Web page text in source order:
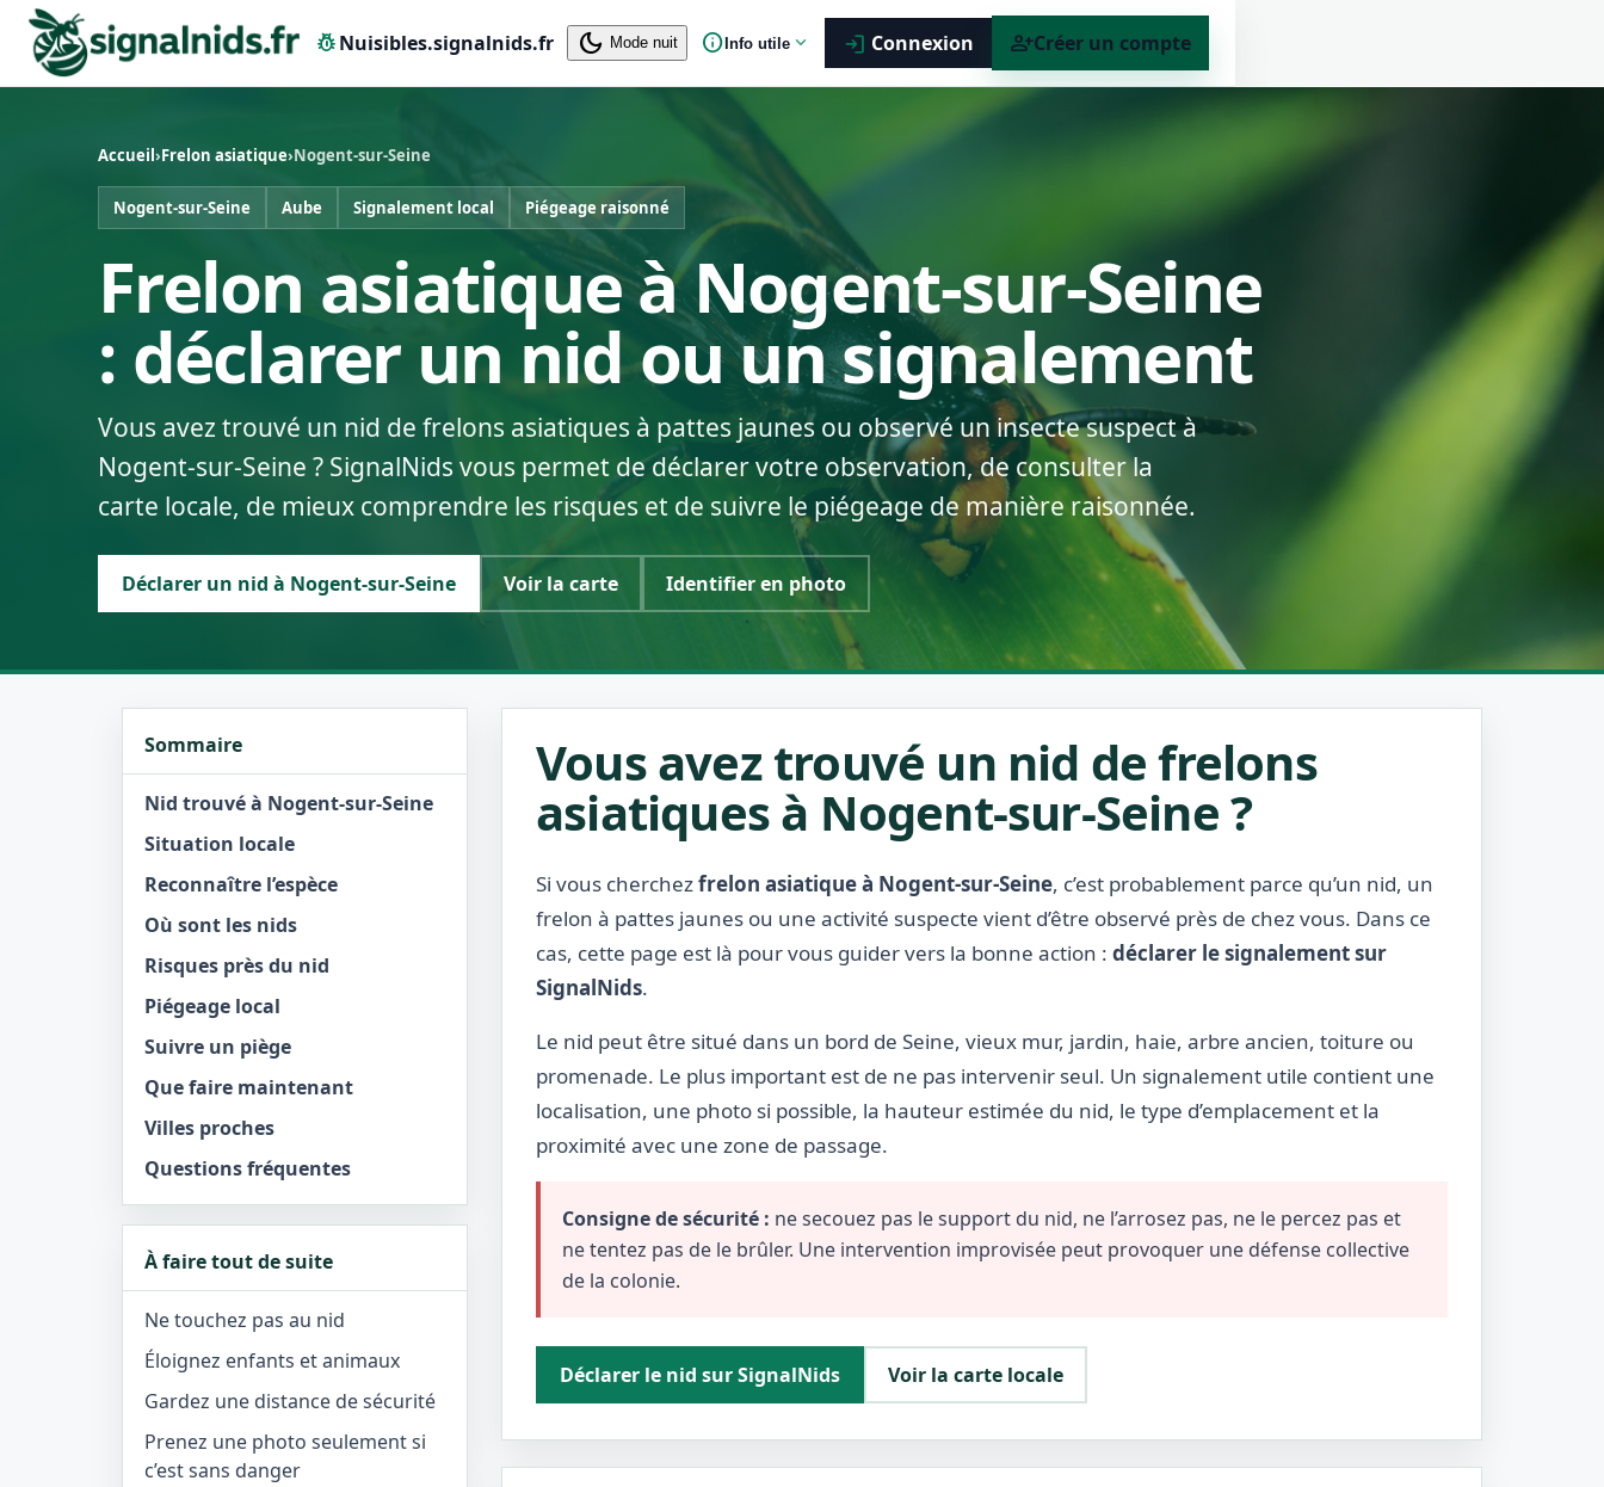
pest_controlNuisibles.signalnids.fr dark_mode Mode nuit infoInfo utile expand_more login Connexion person_addCréer un compte
Accueil›Frelon asiatique›Nogent-sur-Seine
Nogent-sur-Seine Aube Signalement local Piégeage raisonné
Frelon asiatique à Nogent-sur-Seine
: déclarer un nid ou un signalement
Vous avez trouvé un nid de frelons asiatiques à pattes jaunes ou observé un insecte suspect à
Nogent-sur-Seine ? SignalNids vous permet de déclarer votre observation, de consulter la
carte locale, de mieux comprendre les risques et de suivre le piégeage de manière raisonnée.
Déclarer un nid à Nogent-sur-Seine Voir la carte Identifier en photo
Sommaire
Nid trouvé à Nogent-sur-Seine
Situation locale
Reconnaître l’espèce
Où sont les nids
Risques près du nid
Piégeage local
Suivre un piège
Que faire maintenant
Villes proches
Questions fréquentes
À faire tout de suite
Ne touchez pas au nid
Éloignez enfants et animaux
Gardez une distance de sécurité
Prenez une photo seulement si
c’est sans danger
Vous avez trouvé un nid de frelons
asiatiques à Nogent-sur-Seine ?
Si vous cherchezfrelon asiatique à Nogent-sur-Seine, c’est probablement parce qu’un nid, un
frelon à pattes jaunes ou une activité suspecte vient d’être observé près de chez vous. Dans ce
cas, cette page est là pour vous guider vers la bonne action : déclarer le signalement sur
SignalNids.
Le nid peut être situé dans un bord de Seine, vieux mur, jardin, haie, arbre ancien, toiture ou
promenade. Le plus important est de ne pas intervenir seul. Un signalement utile contient une
localisation, une photo si possible, la hauteur estimée du nid, le type d’emplacement et la
proximité avec une zone de passage.
Consigne de sécurité : ne secouez pas le support du nid, ne l’arrosez pas, ne le percez pas et
ne tentez pas de le brûler. Une intervention improvisée peut provoquer une défense collective
de la colonie.
Déclarer le nid sur SignalNids Voir la carte locale